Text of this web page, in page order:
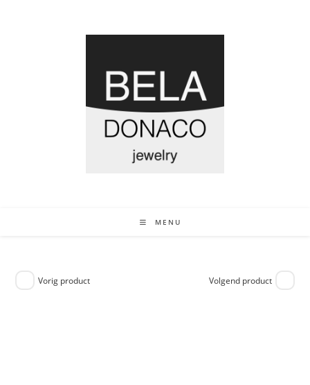
MENU
Vorig product Volgend product